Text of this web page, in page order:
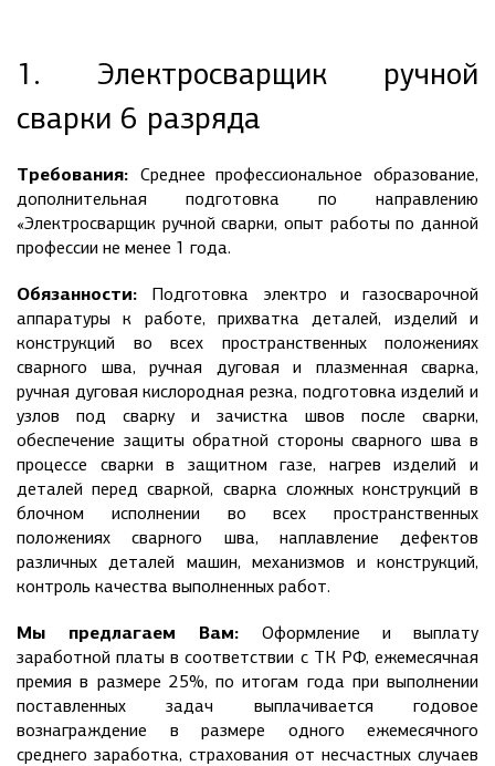
1. Электросварщик ручной
сварки 6 разряда
Требования: Среднее профессиональное образование,
дополнительная подготовка по направлению
«Электросварщик ручной сварки, опыт работы по данной
профессии не менее 1 года.
Обязанности: Подготовка электро и газосварочной
аппаратуры к работе, прихватка деталей, изделий и
конструкций во всех пространственных положениях
сварного шва, ручная дуговая и плазменная сварка,
ручная дуговая кислородная резка, подготовка изделий и
узлов под сварку и зачистка швов после сварки,
обеспечение защиты обратной стороны сварного шва в
процессе сварки в защитном газе, нагрев изделий и
деталей перед сваркой, сварка сложных конструкций в
блочном исполнении во всех пространственных
положениях сварного шва, наплавление дефектов
различных деталей машин, механизмов и конструкций,
контроль качества выполненных работ.
Мы предлагаем Вам: Оформление и выплату
заработной платы в соответствии с ТК РФ, ежемесячная
премия в размере 25%, по итогам года при выполнении
поставленных задач выплачивается годовое
вознаграждение в размере одного ежемесячного
среднего заработка, страхования от несчастных случаев